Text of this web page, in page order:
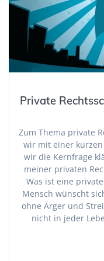
Private
Zum Thema private
wir mit einer
wir die Kernfrage
meiner privaten
Was ist eine
Mensch wünscht
ohne Ärger und
nicht in jeder